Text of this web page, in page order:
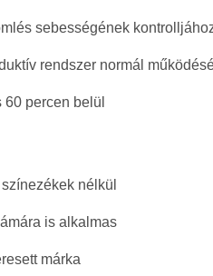
sebességének
rendszer normál
60 percen belül
nélkül
is alkalmas
márka